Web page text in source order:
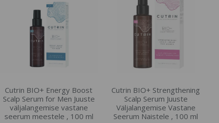
Cutrin BIO+ Energy Boost
Scalp Serum for Men Juuste
väljalangemise vastane
seerum meestele , 100 ml
Cutrin BIO+ Strengthening
Scalp Serum Juuste
Väljalangemise Vastane
Seerum Naistele , 100 ml